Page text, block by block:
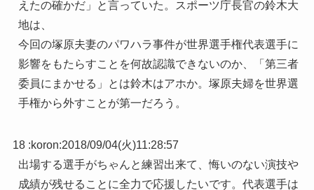
えたの確かだ」と言っていた。スポーツ庁長官の鈴木大
地は、
今回の塚原夫妻のパワハラ事件が世界選手権代表選手に
影響をもたらすことを何故認識できないのか、「第三者
委員にまかせる」とは鈴木はアホか。塚原夫婦を世界選
手権から外すことが第一だろう。
18 :koron:2018/09/04(火)11:28:57
出場する選手がちゃんと練習出来て、悔いのない演技や
成績が残せることに全力で応援したいです。代表選手は